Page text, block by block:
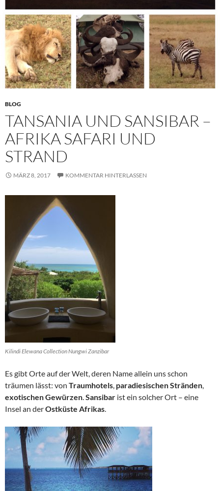
BLOG
TANSANIA UND SANSIBAR –
AFRIKA SAFARI UND
STRAND
MÄRZ 8, 2017 KOMMENTAR HINTERLASSEN
Kilindi Elewana Collection Nungwi Zanzibar
Es gibt Orte auf der Welt, deren Name allein uns schon
träumen lässt: von Traumhotels, paradiesischen Stränden,
exotischen Gewürzen.Sansibar ist ein solcher Ort – eine
Insel an derOstküste Afrikas.